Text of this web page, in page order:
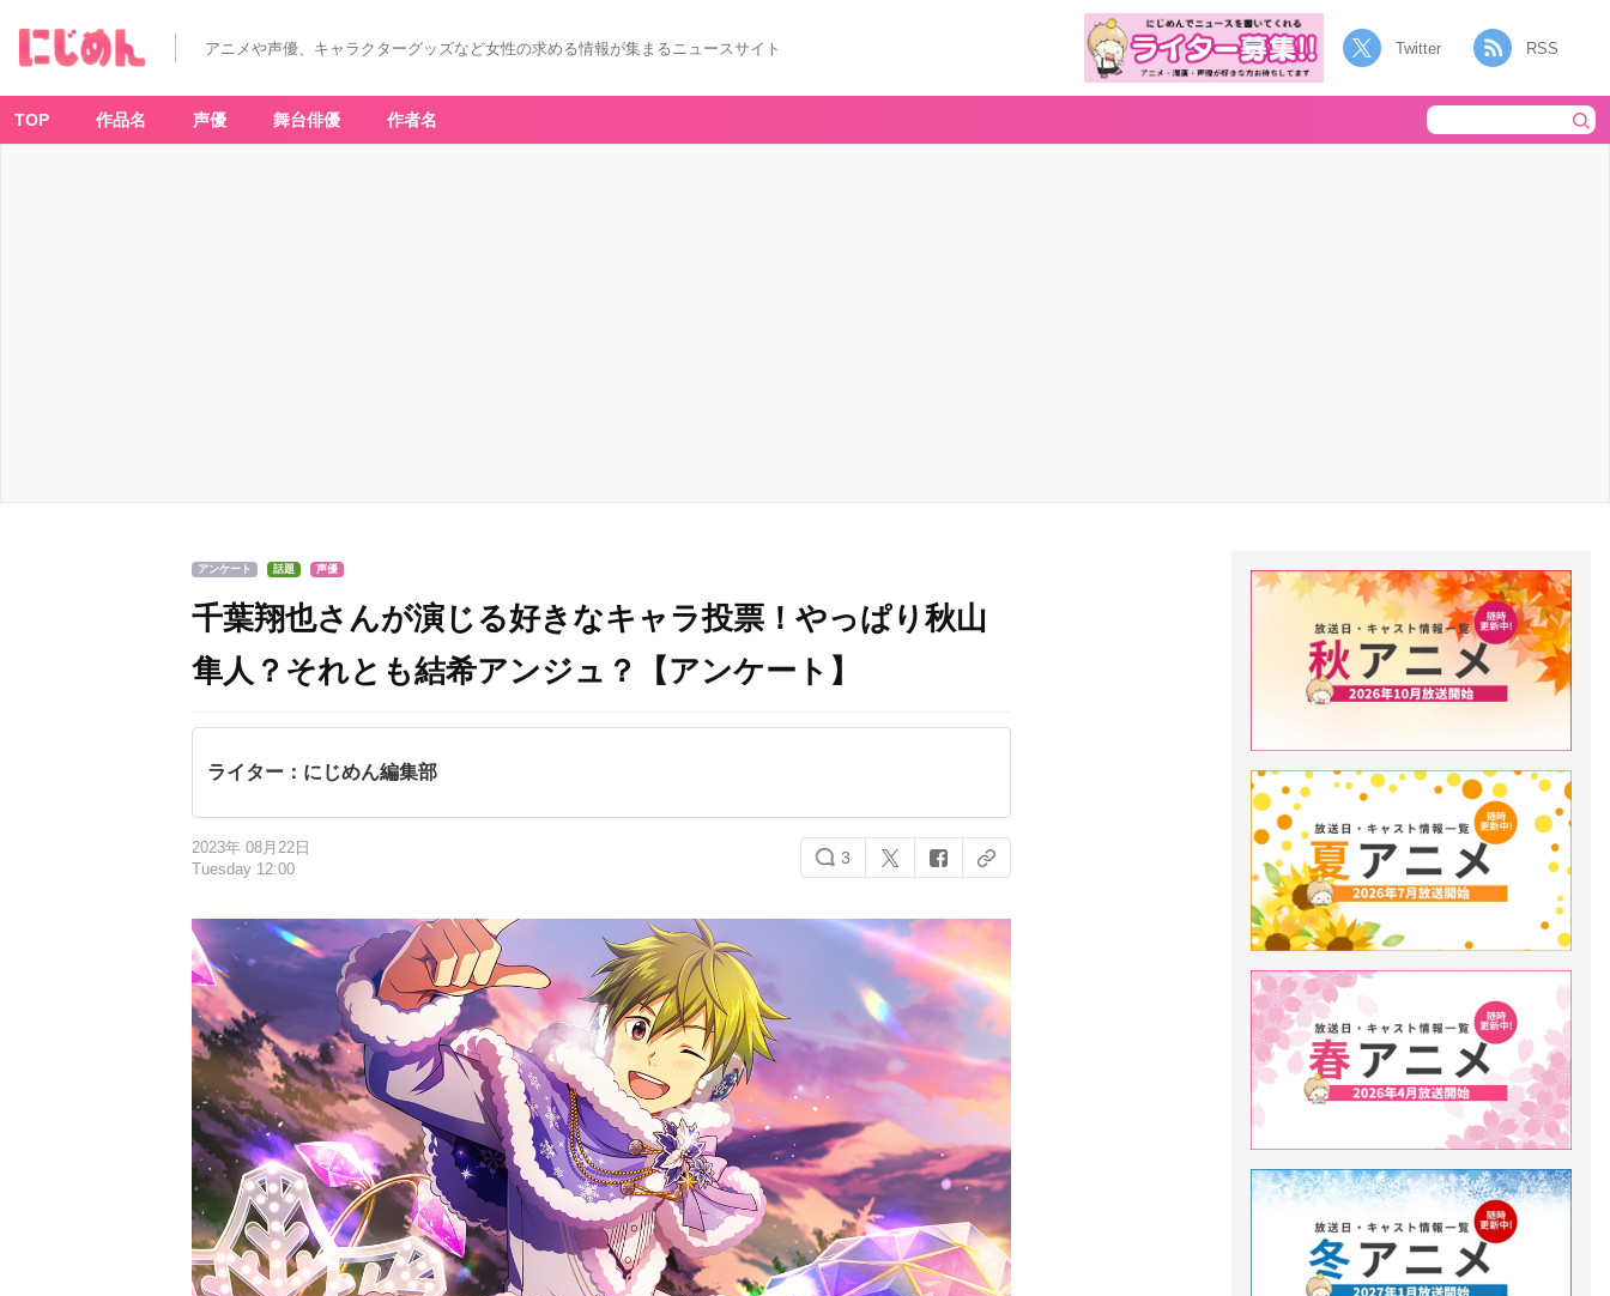
アニメや声優、キャラクターグッズなど女性の求める情報が集まるニュースサイト Twitter RSS
TOP 作品名 声優 舞台俳優 作者名
アンケート 話題 声優
千葉翔也さんが演じる好きなキャラ投票！やっぱり秋山
隼人？それとも結希アンジュ？【アンケート】
ライター：にじめん編集部
2023年 08月22日
Tuesday 12:00
3